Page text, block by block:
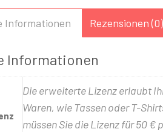
Informationen Rezensionen (0)
Informationen
Die erweiterte Lizenz erlaubt
Waren, wie Tassen oder T-
müssen Sie die Lizenz für 50